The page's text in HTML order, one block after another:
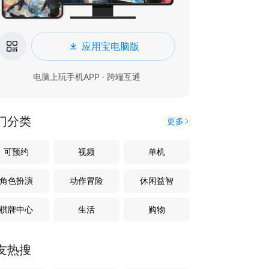
应用宝电脑版
电脑上玩手机APP · 跨端互通
分类 更多
可预约 视频 单机
角色扮演 动作冒险 休闲益智
棋牌中心 生活 购物
热搜